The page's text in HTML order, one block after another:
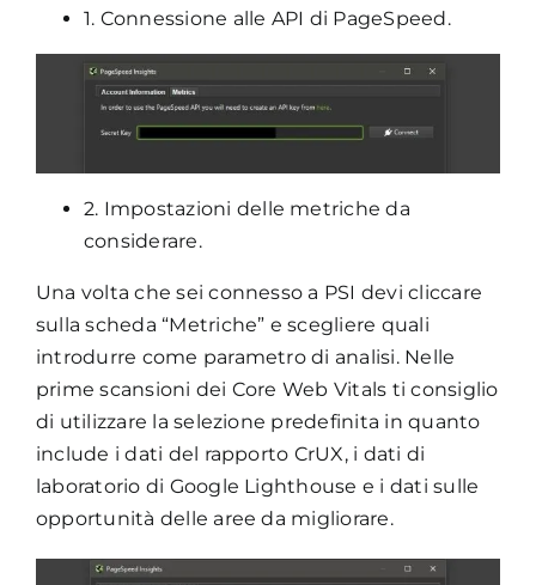
1. Connessione alle API di PageSpeed.
2. Impostazioni delle metriche da
considerare.
Una volta che sei connesso a PSI devi cliccare
sulla scheda “Metriche” e scegliere quali
introdurre come parametro di analisi. Nelle
prime scansioni dei Core Web Vitals ti consiglio
di utilizzare la selezione predefinita in quanto
include i dati del rapporto CrUX, i dati di
laboratorio di Google Lighthouse e i dati sulle
opportunità delle aree da migliorare.